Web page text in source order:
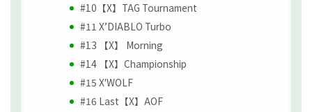
#10【X】TAG Tournament
#11 X’DIABLO Turbo
#13 【X】 Morning
#14 【X】Championship
#15 X'WOLF
#16 Last【X】AOF